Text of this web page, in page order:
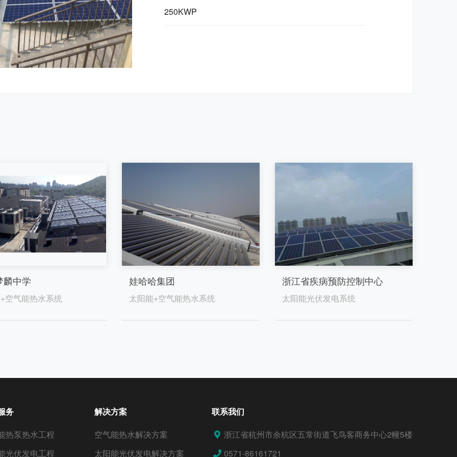
250KWP
麟中学
空气能热水系统
娃哈哈集团
太阳能+空气能热水系统
浙江省疾病预防控制中心
太阳能光伏发电系统
务
热泵热水工程
光伏发电工程
解决方案
空气能热水解决方案
太阳能光伏发电解决方案
联系我们
浙江省杭州市余杭区五常街道飞鸟客商务中心2幢5楼
0571-86161721